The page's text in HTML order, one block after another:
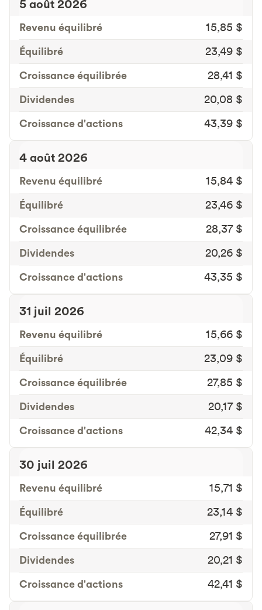
5 août 2026
Revenu équilibré
15,85 $
Équilibré
23,49 $
Croissance équilibrée
28,41 $
Dividendes
20,08 $
Croissance d'actions
43,39 $
4 août 2026
Revenu équilibré
15,84 $
Équilibré
23,46 $
Croissance équilibrée
28,37 $
Dividendes
20,26 $
Croissance d'actions
43,35 $
31 juil 2026
Revenu équilibré
15,66 $
Équilibré
23,09 $
Croissance équilibrée
27,85 $
Dividendes
20,17 $
Croissance d'actions
42,34 $
30 juil 2026
Revenu équilibré
15,71 $
Équilibré
23,14 $
Croissance équilibrée
27,91 $
Dividendes
20,21 $
Croissance d'actions
42,41 $